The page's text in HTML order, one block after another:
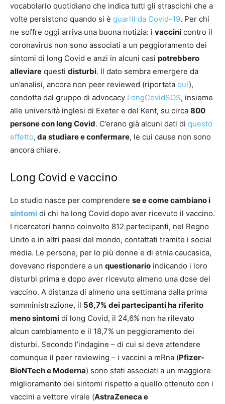
vocabolario quotidiano che indica tutti gli strascichi che a
volte persistono quando si è guariti da Covid-19. Per chi
ne soffre oggi arriva una buona notizia: i vaccini contro il
coronavirus non sono associati a un peggioramento dei
sintomi di long Covid e anzi in alcuni casi potrebbero
alleviare questi disturbi. Il dato sembra emergere da
un’analisi, ancora non peer reviewed (riportata qui),
condotta dal gruppo di advocacy LongCovidSOS, insieme
alle università inglesi di Exeter e del Kent, su circa 800
persone con long Covid. C’erano già alcuni dati di questo
effetto, da studiare e confermare, le cui cause non sono
ancora chiare.
Long Covid e vaccino
Lo studio nasce per comprendere se e come cambiano i
sintomi di chi ha long Covid dopo aver ricevuto il vaccino.
I ricercatori hanno coinvolto 812 partecipanti, nel Regno
Unito e in altri paesi del mondo, contattati tramite i social
media. Le persone, per lo più donne e di etnia caucasica,
dovevano rispondere a un questionario indicando i loro
disturbi prima e dopo aver ricevuto almeno una dose del
vaccino. A distanza di almeno una settimana dalla prima
somministrazione, il 56,7% dei partecipanti ha riferito
meno sintomi di long Covid, il 24,6% non ha rilevato
alcun cambiamento e il 18,7% un peggioramento dei
disturbi. Secondo l’indagine – di cui si deve attendere
comunque il peer reviewing – i vaccini a mRna (Pfizer-
BioNTech e Moderna) sono stati associati a un maggiore
miglioramento dei sintomi rispetto a quello ottenuto con i
vaccini a vettore virale (AstraZeneca e